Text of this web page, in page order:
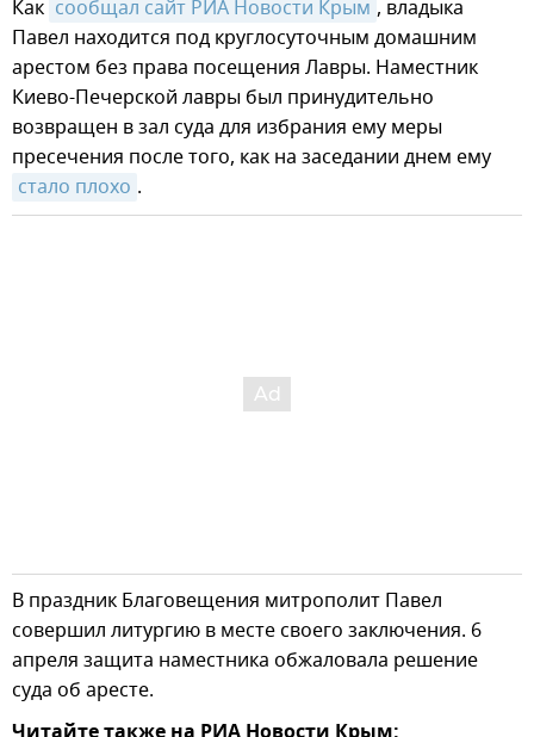
Как сообщал сайт РИА Новости Крым , владыка
Павел находится под круглосуточным домашним
арестом без права посещения Лавры. Наместник
Киево-Печерской лавры был принудительно
возвращен в зал суда для избрания ему меры
пресечения после того, как на заседании днем ему
стало плохо .
В праздник Благовещения митрополит Павел
совершил литургию в месте своего заключения. 6
апреля защита наместника обжаловала решение
суда об аресте.